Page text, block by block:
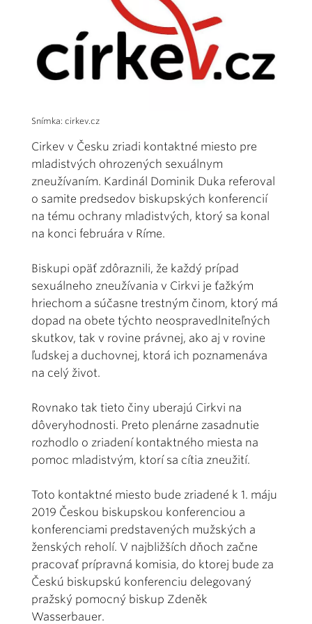
Snímka: cirkev.cz
Cirkev v Česku zriadi kontaktné miesto pre
mladistvých ohrozených sexuálnym
zneužívaním. Kardinál Dominik Duka referoval
o samite predsedov biskupských konferencií
na tému ochrany mladistvých, ktorý sa konal
na konci februára v Ríme.
Biskupi opäť zdôraznili, že každý prípad
sexuálneho zneužívania v Cirkvi je ťažkým
hriechom a súčasne trestným činom, ktorý má
dopad na obete týchto neospravedlniteľných
skutkov, tak v rovine právnej, ako aj v rovine
ľudskej a duchovnej, ktorá ich poznamenáva
na celý život.
Rovnako tak tieto činy uberajú Cirkvi na
dôveryhodnosti. Preto plenárne zasadnutie
rozhodlo o zriadení kontaktného miesta na
pomoc mladistvým, ktorí sa cítia zneužití.
Toto kontaktné miesto bude zriadené k 1. máju
2019 Českou biskupskou konferenciou a
konferenciami predstavených mužských a
ženských reholí. V najbližších dňoch začne
pracovať prípravná komisia, do ktorej bude za
Českú biskupskú konferenciu delegovaný
pražský pomocný biskup Zdeněk
Wasserbauer.